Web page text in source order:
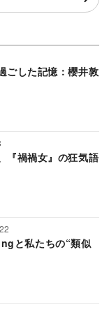
ごした記憶：櫻井敦
『禍禍女』の狂気語
と私たちの“類似